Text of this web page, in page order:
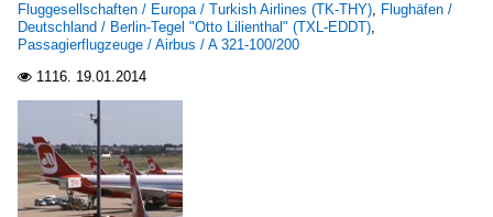
Fluggesellschaften / Europa / Turkish Airlines (TK-THY), Flughäfen /
Deutschland / Berlin-Tegel "Otto Lilienthal" (TXL-EDDT),
Passagierflugzeuge / Airbus / A 321-100/200
 1116. 19.01.2014